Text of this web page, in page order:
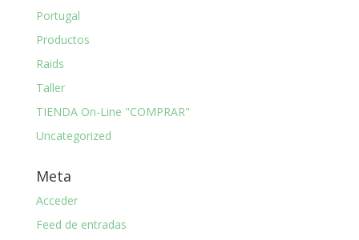
Portugal
Productos
Raids
Taller
TIENDA On-Line "COMPRAR"
Uncategorized
Meta
Acceder
Feed de entradas